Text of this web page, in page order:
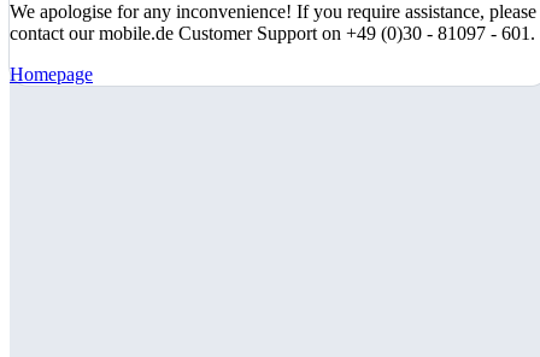
We apologise for any inconvenience! If you require assistance, please
contact our mobile.de Customer Support on +49 (0)30 - 81097 - 601.
Homepage